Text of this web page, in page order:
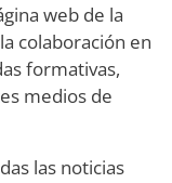
web de la
colaboración en
formativas,
medios de
las noticias